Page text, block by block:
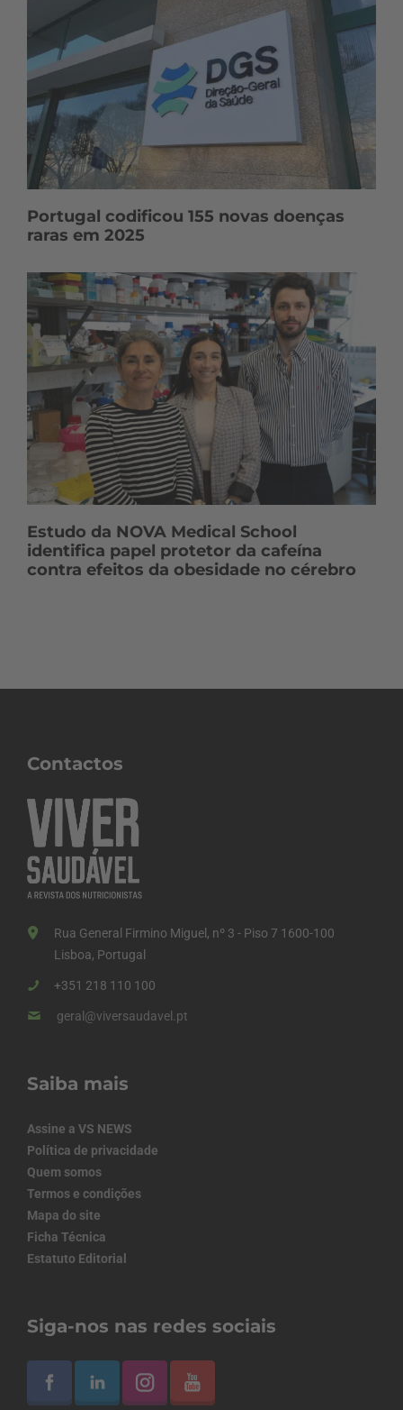
Portugal codificou 155 novas doenças
raras em 2025
Estudo da NOVA Medical School
identifica papel protetor da cafeína
contra efeitos da obesidade no cérebro
Contactos
Rua General Firmino Miguel, nº 3 - Piso 7 1600-100
Lisboa, Portugal
+351 218 110 100
geral@viversaudavel.pt
Saiba mais
Assine a VS NEWS
Política de privacidade
Quem somos
Termos e condições
Mapa do site
Ficha Técnica
Estatuto Editorial
Siga-nos nas redes sociais